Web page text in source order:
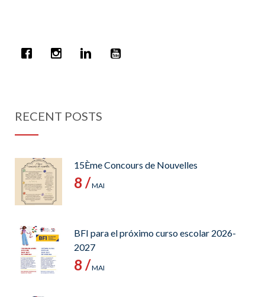
RECENT POSTS
15Ème Concours de Nouvelles
8 /MAI
BFI para el próximo curso escolar 2026-
2027
8 /MAI